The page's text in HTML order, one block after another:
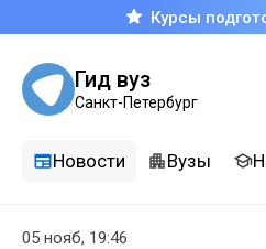
Курсы
Гид вуз
Санкт-Петербург
Новости Вузы
05 нояб, 19:46